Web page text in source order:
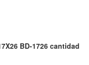
BD-1726 cantidad